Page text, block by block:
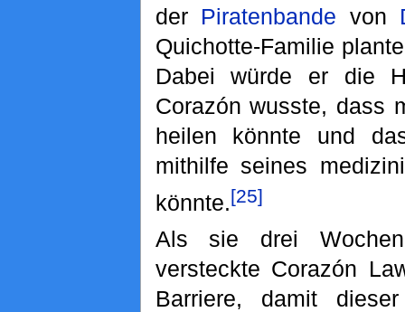
der Piratenbande von
Quichotte-Familie
Dabei würde er die
Corazón wusste, dass
heilen könnte und
mithilfe seines
könnte.[25]
Als sie drei
versteckte Corazón
Barriere, damit